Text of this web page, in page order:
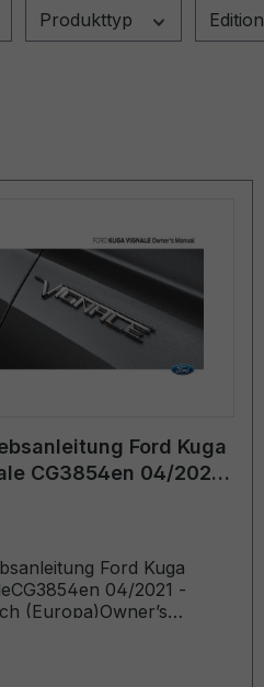
Produkttyp Edition
Ford Kuga
CG3854en 04/2021 -
Ford Kuga
04/2021 -
(Europa)Owner’s